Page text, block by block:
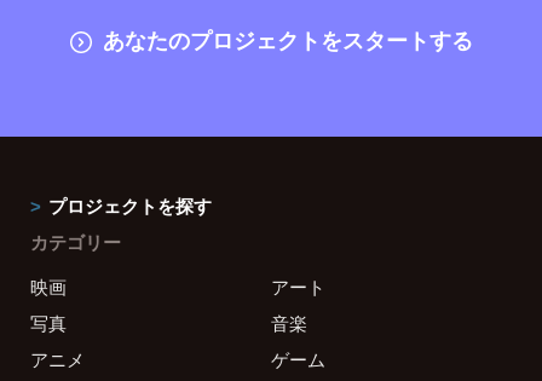
あなたのプロジェクトをスタートする
プロジェクトを探す
カテゴリー
映画
アート
写真
音楽
アニメ
ゲーム